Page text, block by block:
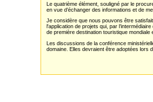
Le quatrième élément, souligné par le
en vue d’échanger des informations et de
Je considère que nous pouvons être
l'application de projets qui, par
de première destination touristique
Les discussions de la conférence
domaine. Elles devraient être adoptées lors